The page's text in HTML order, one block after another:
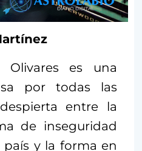
Olivares es una
por todas las
entre la
de inseguridad
y la forma en